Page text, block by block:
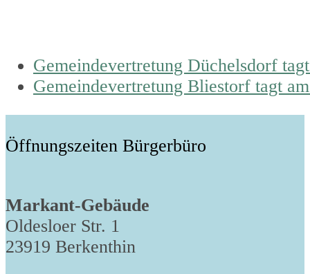
previous
post:
Gemeindevertretung Düchelsdorf
next
Gemeindevertretung Bliestorf tagt
Öffnungszeiten Bürgerbüro
Markant-Gebäude
Oldesloer Str. 1
23919 Berkenthin